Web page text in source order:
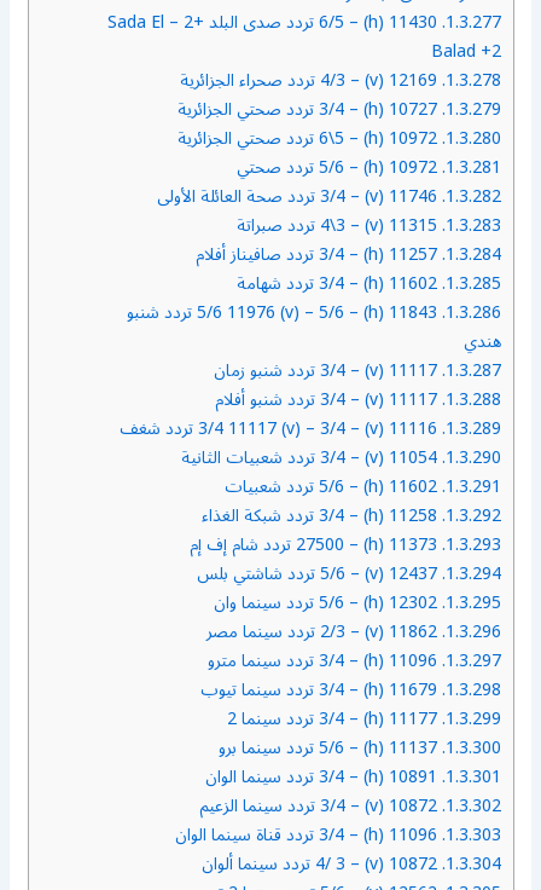
1.3.277.
11430 (h) – 6/5 تردد صدى البلد +2 – Sada El
Balad +2
1.3.278.
1.3.279. 10727 (h) – 3/4 تردد صحتي الجزائرية
1.3.280. 10972 (h) – 6\5 تردد صحتي الجزائرية
1.3.281. 10972 (h) – 5/6 تردد صحتي
1.3.282.
1.3.283.
1.3.284. 11257 (h) – 3/4 تردد صافيناز أفلام
1.3.285. 11602 (h) – 3/4 تردد شهامة
1.3.286.
11843 (h) – 5/6 11976 (v) – 5/6 تردد شنبو
هندي
1.3.287. 11117 (v) – 3/4 تردد شنبو زمان
1.3.288. 11117 (v) – 3/4 تردد شنبو أفلام
1.3.289.
1.3.290. 11054 (v) – 3/4 تردد شعبيات الثانية
1.3.291. 11602 (h) – 5/6 تردد شعبيات
1.3.292.
1.3.293.
1.3.294. 12437 (v) – 5/6 تردد شاشتي بلس
1.3.295. 12302 (h) – 5/6 تردد سينما وان
1.3.296. 11862 (v) – 2/3 تردد سينما مصر
1.3.297.
1.3.298.
1.3.299. 11177 (h) – 3/4 تردد سينما 2
1.3.300. 11137 (h) – 5/6 تردد سينما برو
1.3.301.
1.3.302. 10872 (v) – 3/4 تردد سينما الزعيم
1.3.303.
1.3.304. 10872 (v) – 4/ 3 تردد سينما ألوان